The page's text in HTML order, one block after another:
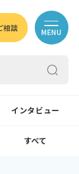
相談 MENU
インタビュー
すべて